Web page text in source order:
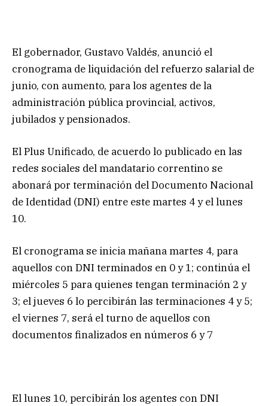
El gobernador, Gustavo Valdés, anunció el
cronograma de liquidación del refuerzo salarial de
junio, con aumento, para los agentes de la
administración pública provincial, activos,
jubilados y pensionados.
El Plus Unificado, de acuerdo lo publicado en las
redes sociales del mandatario correntino se
abonará por terminación del Documento Nacional
de Identidad (DNI) entre este martes 4 y el lunes
10.
El cronograma se inicia mañana martes 4, para
aquellos con DNI terminados en 0 y 1; continúa el
miércoles 5 para quienes tengan terminación 2 y
3; el jueves 6 lo percibirán las terminaciones 4 y 5;
el viernes 7, será el turno de aquellos con
documentos finalizados en números 6 y 7
El lunes 10, percibirán los agentes con DNI